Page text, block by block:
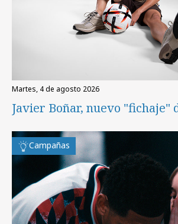
martes, 4 de agosto 2026
Javier Boñar, nuevo "fichaje"
Campañas